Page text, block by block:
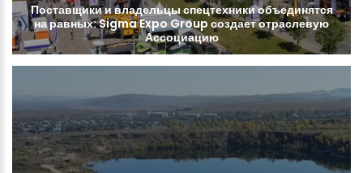
Поставщикиивладельцы спецтехникиобъединятся
наравных:SigmaExpo Group создаетотраслевую
Ассоциацию